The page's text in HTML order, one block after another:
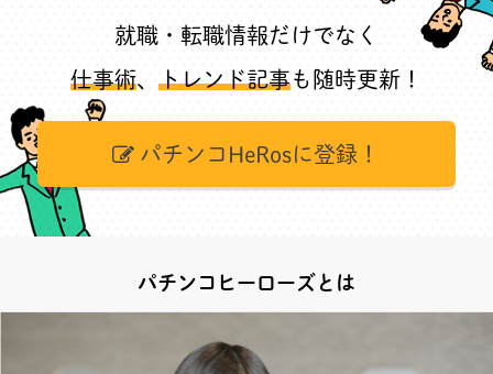
就職・転職情報だけでなく
仕事術、 トレンド記事も随時更新！
パチンコHeRosに登録！
パチンコヒーローズとは